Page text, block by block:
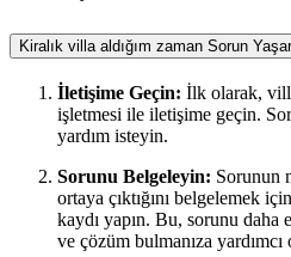
Kiralık villa aldığım zaman Sorun
İletişime Geçin: İlk olarak,
işletmesi ile iletişime geçin.
yardım isteyin.
Sorunu Belgeleyin: Sorunun
ortaya çıktığını belgelemek
kaydı yapın. Bu, sorunu daha
ve çözüm bulmanıza yardımcı